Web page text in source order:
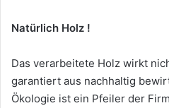
Natürlich Holz !
Das verarbeitete Holz wirkt
garantiert aus nachhaltig
Ökologie ist ein Pfeiler der